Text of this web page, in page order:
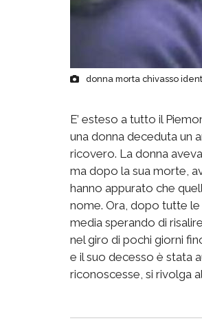
donna morta chivasso
E’ esteso a tutto il
una donna deceduta un
ricovero. La donna
ma dopo la sua morte,
hanno appurato che
nome. Ora, dopo tutte
media sperando di
nel giro di pochi giorni
e il suo decesso è stata
riconoscesse, si rivolga